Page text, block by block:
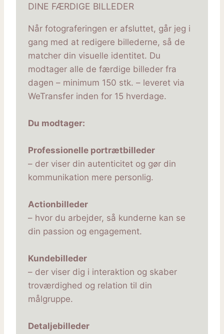
DINE FÆRDIGE BILLEDER
Når fotograferingen er afsluttet, går jeg i
gang med at redigere billederne, så de
matcher din visuelle identitet. Du
modtager alle de færdige billeder fra
dagen – minimum 150 stk. – leveret via
WeTransfer inden for 15 hverdage.
Du modtager:
Professionelle portrætbilleder
– der viser din autenticitet og gør din
kommunikation mere personlig.
Actionbilleder
– hvor du arbejder, så kunderne kan se
din passion og engagement.
Kundebilleder
– der viser dig i interaktion og skaber
troværdighed og relation til din
målgruppe.
Detaljebilleder